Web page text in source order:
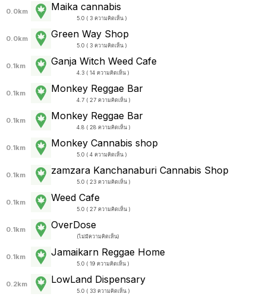
0.0km Maika cannabis
5.0 ( 3 ความคิดเห็น )
0.0km Green Way Shop
5.0 ( 3 ความคิดเห็น )
0.1km Ganja Witch Weed Cafe
4.3 ( 14 ความคิดเห็น )
0.1km Monkey Reggae Bar
4.7 ( 27 ความคิดเห็น )
0.1km Monkey Reggae Bar
4.8 ( 28 ความคิดเห็น )
0.1km Monkey Cannabis shop
5.0 ( 4 ความคิดเห็น )
0.1km zamzara Kanchanaburi Cannabis Shop
5.0 ( 23 ความคิดเห็น )
0.1km Weed Cafe
5.0 ( 27 ความคิดเห็น )
0.1km OverDose
(ไม่มีความคิดเห็น)
0.1km Jamaikarn Reggae Home
5.0 ( 19 ความคิดเห็น )
0.2km LowLand Dispensary
5.0 ( 33 ความคิดเห็น )